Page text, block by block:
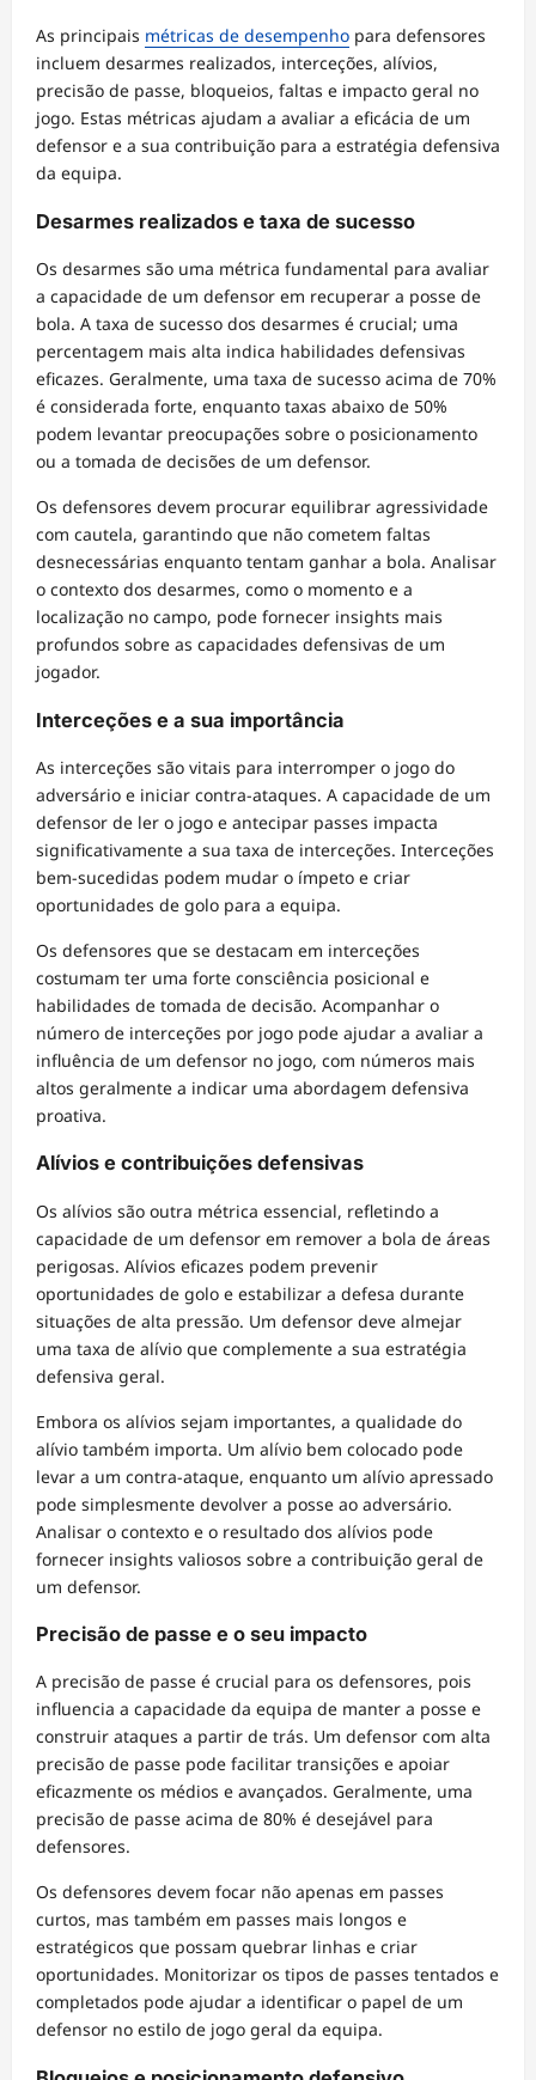
As principais métricas de desempenho para defensores
incluem desarmes realizados, interceções, alívios,
precisão de passe, bloqueios, faltas e impacto geral no
jogo. Estas métricas ajudam a avaliar a eficácia de um
defensor e a sua contribuição para a estratégia defensiva
da equipa.
Desarmes realizados e taxa de sucesso
Os desarmes são uma métrica fundamental para avaliar
a capacidade de um defensor em recuperar a posse de
bola. A taxa de sucesso dos desarmes é crucial; uma
percentagem mais alta indica habilidades defensivas
eficazes. Geralmente, uma taxa de sucesso acima de 70%
é considerada forte, enquanto taxas abaixo de 50%
podem levantar preocupações sobre o posicionamento
ou a tomada de decisões de um defensor.
Os defensores devem procurar equilibrar agressividade
com cautela, garantindo que não cometem faltas
desnecessárias enquanto tentam ganhar a bola. Analisar
o contexto dos desarmes, como o momento e a
localização no campo, pode fornecer insights mais
profundos sobre as capacidades defensivas de um
jogador.
Interceções e a sua importância
As interceções são vitais para interromper o jogo do
adversário e iniciar contra-ataques. A capacidade de um
defensor de ler o jogo e antecipar passes impacta
significativamente a sua taxa de interceções. Interceções
bem-sucedidas podem mudar o ímpeto e criar
oportunidades de golo para a equipa.
Os defensores que se destacam em interceções
costumam ter uma forte consciência posicional e
habilidades de tomada de decisão. Acompanhar o
número de interceções por jogo pode ajudar a avaliar a
influência de um defensor no jogo, com números mais
altos geralmente a indicar uma abordagem defensiva
proativa.
Alívios e contribuições defensivas
Os alívios são outra métrica essencial, refletindo a
capacidade de um defensor em remover a bola de áreas
perigosas. Alívios eficazes podem prevenir
oportunidades de golo e estabilizar a defesa durante
situações de alta pressão. Um defensor deve almejar
uma taxa de alívio que complemente a sua estratégia
defensiva geral.
Embora os alívios sejam importantes, a qualidade do
alívio também importa. Um alívio bem colocado pode
levar a um contra-ataque, enquanto um alívio apressado
pode simplesmente devolver a posse ao adversário.
Analisar o contexto e o resultado dos alívios pode
fornecer insights valiosos sobre a contribuição geral de
um defensor.
Precisão de passe e o seu impacto
A precisão de passe é crucial para os defensores, pois
influencia a capacidade da equipa de manter a posse e
construir ataques a partir de trás. Um defensor com alta
precisão de passe pode facilitar transições e apoiar
eficazmente os médios e avançados. Geralmente, uma
precisão de passe acima de 80% é desejável para
defensores.
Os defensores devem focar não apenas em passes
curtos, mas também em passes mais longos e
estratégicos que possam quebrar linhas e criar
oportunidades. Monitorizar os tipos de passes tentados e
completados pode ajudar a identificar o papel de um
defensor no estilo de jogo geral da equipa.